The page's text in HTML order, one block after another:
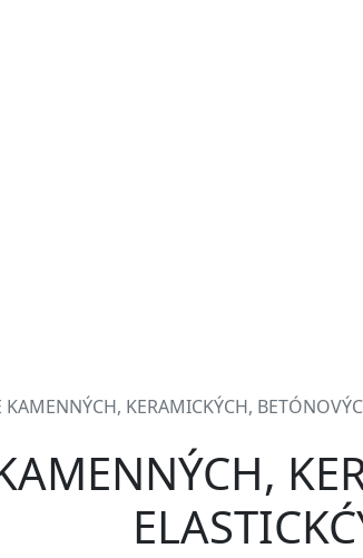
KAMENNÝCH, KERAMICKÝCH,